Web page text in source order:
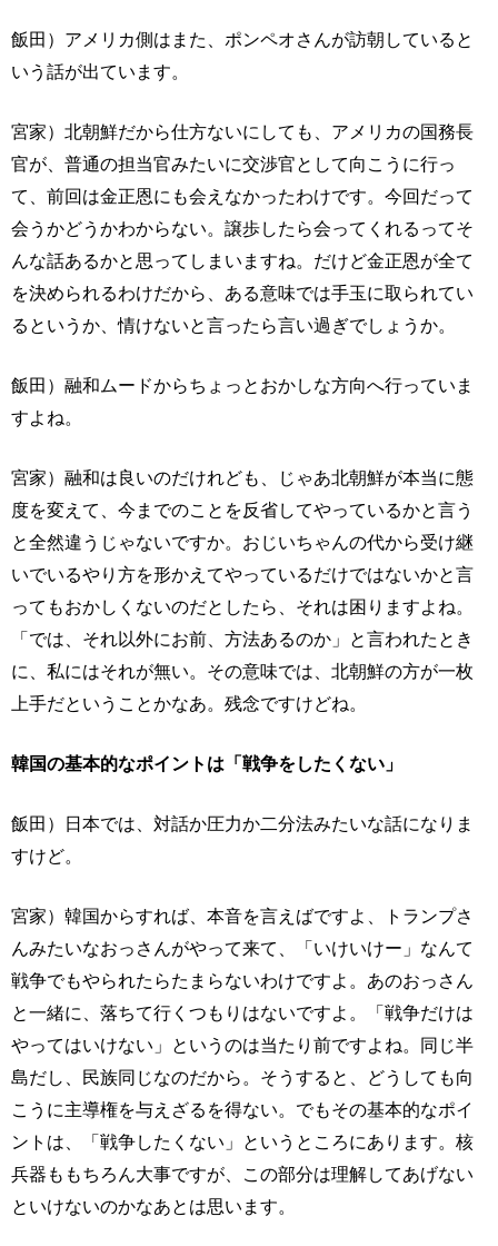
飯田）アメリカ側はまた、ポンペオさんが訪朝していると
いう話が出ています。
宮家）北朝鮮だから仕方ないにしても、アメリカの国務長
官が、普通の担当官みたいに交渉官として向こうに行っ
て、前回は金正恩にも会えなかったわけです。今回だって
会うかどうかわからない。譲歩したら会ってくれるってそ
んな話あるかと思ってしまいますね。だけど金正恩が全て
を決められるわけだから、ある意味では手玉に取られてい
るというか、情けないと言ったら言い過ぎでしょうか。
飯田）融和ムードからちょっとおかしな方向へ行っていま
すよね。
宮家）融和は良いのだけれども、じゃあ北朝鮮が本当に態
度を変えて、今までのことを反省してやっているかと言う
と全然違うじゃないですか。おじいちゃんの代から受け継
いでいるやり方を形かえてやっているだけではないかと言
ってもおかしくないのだとしたら、それは困りますよね。
「では、それ以外にお前、方法あるのか」と言われたとき
に、私にはそれが無い。その意味では、北朝鮮の方が一枚
上手だということかなあ。残念ですけどね。
韓国の基本的なポイントは「戦争をしたくない」
飯田）日本では、対話か圧力か二分法みたいな話になりま
すけど。
宮家）韓国からすれば、本音を言えばですよ、トランプさ
んみたいなおっさんがやって来て、「いけいけー」なんて
戦争でもやられたらたまらないわけですよ。あのおっさん
と一緒に、落ちて行くつもりはないですよ。「戦争だけは
やってはいけない」というのは当たり前ですよね。同じ半
島だし、民族同じなのだから。そうすると、どうしても向
こうに主導権を与えざるを得ない。でもその基本的なポイ
ントは、「戦争したくない」というところにあります。核
兵器ももちろん大事ですが、この部分は理解してあげない
といけないのかなあとは思います。